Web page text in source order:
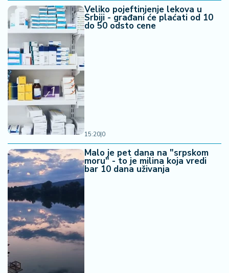
Veliko pojeftinjenje lekova u
Srbiji - građani će plaćati od 10
do 50 odsto cene
15:20|0
Malo je pet dana na "srpskom
moru" - to je milina koja vredi
bar 10 dana uživanja